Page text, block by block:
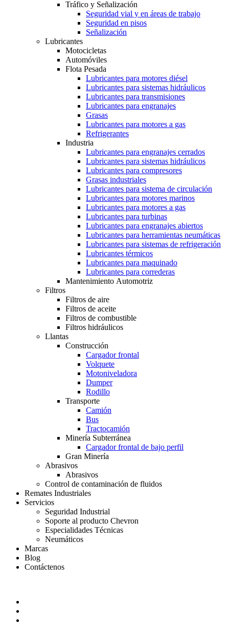
Tráfico y Señalización
Seguridad vial y en áreas de trabajo
Seguridad en pisos
Señalización
Lubricantes
Motocicletas
Automóviles
Flota Pesada
Lubricantes para motores diésel
Lubricantes para sistemas hidráulicos
Lubricantes para transmisiones
Lubricantes para engranajes
Grasas
Lubricantes para motores a gas
Refrigerantes
Industria
Lubricantes para engranajes cerrados
Lubricantes para sistemas hidráulicos
Lubricantes para compresores
Grasas industriales
Lubricantes para sistema de circulación
Lubricantes para motores marinos
Lubricantes para motores a gas
Lubricantes para turbinas
Lubricantes para engranajes abiertos
Lubricantes para herramientas neumáticas
Lubricantes para sistemas de refrigeración
Lubricantes térmicos
Lubricantes para maquinado
Lubricantes para correderas
Mantenimiento Automotriz
Filtros
Filtros de aire
Filtros de aceite
Filtros de combustible
Filtros hidráulicos
Llantas
Construcción
Cargador frontal
Volquete
Motoniveladora
Dumper
Rodillo
Transporte
Camión
Bus
Tractocamión
Minería Subterránea
Cargador frontal de bajo perfil
Gran Minería
Abrasivos
Abrasivos
Control de contaminación de fluidos
Remates Industriales
Servicios
Seguridad Industrial
Soporte al producto Chevron
Especialidades Técnicas
Neumáticos
Marcas
Blog
Contáctenos